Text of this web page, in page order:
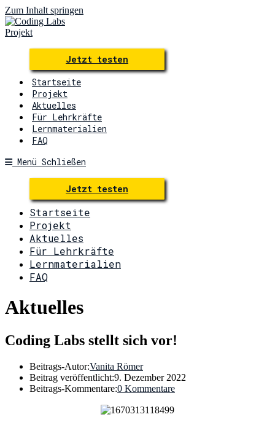
Zum Inhalt springen
Jetzt testen
Startseite
Projekt
Aktuelles
Für Lehrkräfte
Lernmaterialien
FAQ
Menü Schließen
Jetzt testen
Startseite
Projekt
Aktuelles
Für Lehrkräfte
Lernmaterialien
FAQ
Aktuelles
Coding Labs stellt sich vor!
Beitrags-Autor:Vanita Römer
Beitrag veröffentlicht:9. Dezember 2022
Beitrags-Kommentare:0 Kommentare